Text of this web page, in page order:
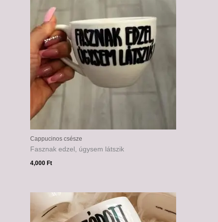
Cappucinos csésze
Fasznak edzel, úgysem látszik
4,000 Ft